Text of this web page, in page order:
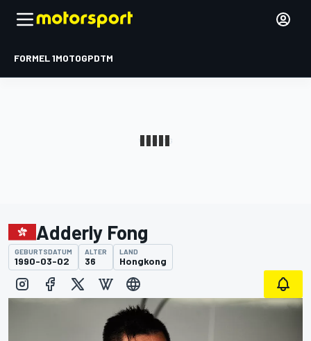
FORMEL 1MOTOGPDTM
Adderly Fong
GEBURTSDATUM
1990-03-02
ALTER
36
LAND
Hongkong